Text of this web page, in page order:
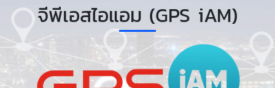
จีพีเอสไอแอม (GPS iAM)